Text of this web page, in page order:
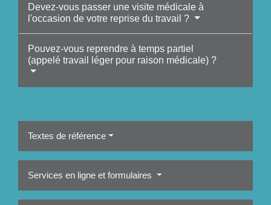
Devez-vous passer une visite médicale à
l'occasion de votre reprise du travail ?
Pouvez-vous reprendre à temps partiel
(appelé travail léger pour raison médicale) ?
Textes de référence
Services en ligne et formulaires